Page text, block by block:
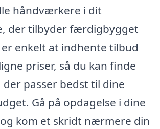
håndværkere i dit
der tilbyder færdigbygget
enkelt at indhente tilbud
priser, så du kan finde
passer bedst til dine
Gå på opdagelse i dine
kom et skridt nærmere din